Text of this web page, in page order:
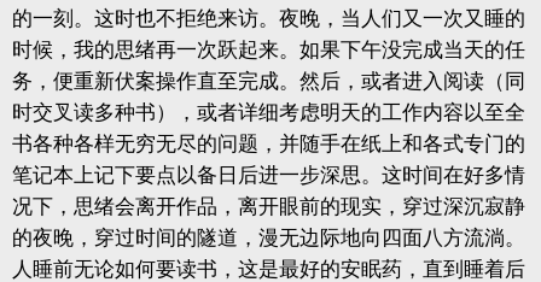
的一刻。这时也不拒绝来访。夜晚，当人们又一次又睡的
时候，我的思绪再一次跃起来。如果下午没完成当天的任
务，便重新伏案操作直至完成。然后，或者进入阅读（同
时交叉读多种书），或者详细考虑明天的工作内容以至全
书各种各样无穷无尽的问题，并随手在纸上和各式专门的
笔记本上记下要点以备日后进一步深思。这时间在好多情
况下，思绪会离开作品，离开眼前的现实，穿过深沉寂静
的夜晚，穿过时间的隧道，漫无边际地向四面八方流淌。
人睡前无论如何要读书，这是最好的安眠药，直到睡着后